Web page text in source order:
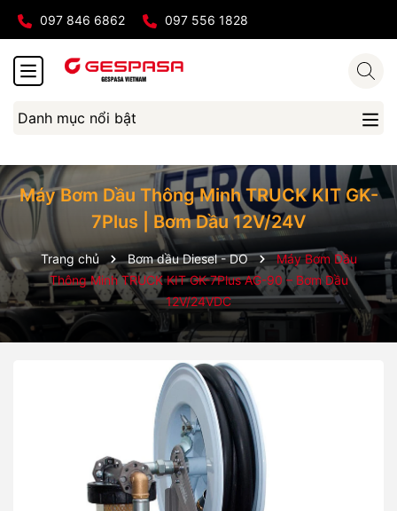
097 846 6862 097 556 1828
Danh mục nổi bật
Máy Bơm Dầu Thông Minh TRUCK KIT GK-
7Plus | Bơm Dầu 12V/24V
Trang chủ Bơm dầu Diesel - DO
Máy Bơm Dầu
Thông Minh TRUCK KIT GK-7Plus AG-90 – Bơm Dầu
12V/24VDC